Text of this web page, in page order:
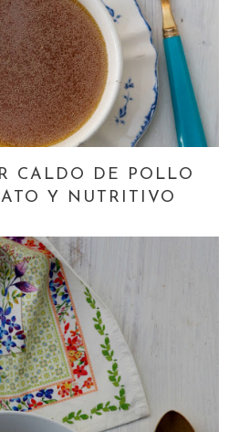
CALDO DE POLLO
Y NUTRITIVO